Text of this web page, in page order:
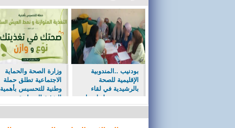
بودنيب ..المندوبية
الإقليمية للصحة
بالرشيدية في لقاء
تحسيسي حول لسعات
العقارب والأفاعي
وزارة الصحة والحماية
الاجتماعية تطلق حملة
وطنية للتحسيس بأهمية
التغذية المتوازنة
والمتنوعة.